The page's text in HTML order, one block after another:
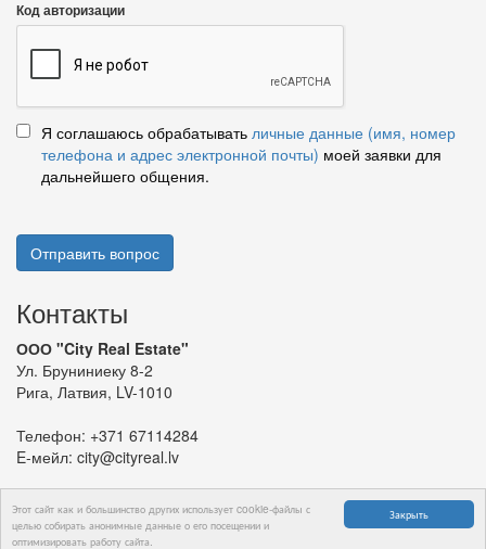
Закрыть
Этот сайт как и большинство других использует cookie-файлы с
целью собирать анонимные данные о его посещении и
оптимизировать работу сайта.
Код авторизации
Я соглашаюсь обрабатывать личные данные (имя, номер
телефона и адрес электронной почты) моей заявки для
дальнейшего общения.
Отправить вопрос
Контакты
ООО "City Real Estate"
Ул. Бруниниеку 8-2
Рига, Латвия, LV-1010
Телефон: +371 67114284
E-мейл: city@cityreal.lv
© 2024 ООО "City Real Estate"